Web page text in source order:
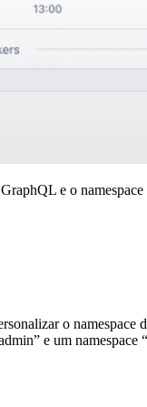
e o namespace
o namespace
e um namespace